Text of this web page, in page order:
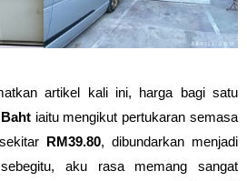
artikel kali ini, harga bagi satu
iaitu mengikut pertukaran semasa
RM39.80, dibundarkan menjadi
aku rasa memang sangat